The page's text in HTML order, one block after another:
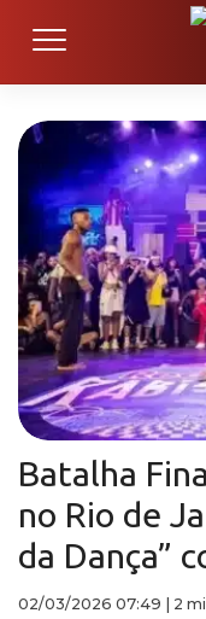
Batalha
no Rio de
da Dança”
02/03/2026 07:49 2